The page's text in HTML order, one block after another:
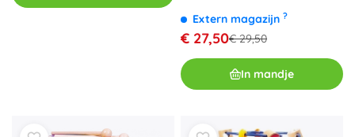
Extern magazijn ?
€ 27,50€ 29,50
In mandje